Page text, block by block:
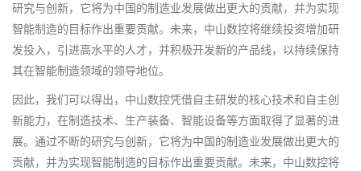
研究与创新，它将为中国的制造业发展做出更大的贡献，并为实现
智能制造的目标作出重要贡献。未来，中山数控将继续投资增加研
发投入，引进高水平的人才，并积极开发新的产品线，以持续保持
其在智能制造领域的领导地位。
因此，我们可以得出，中山数控凭借自主研发的核心技术和自主创
新能力，在制造技术、生产装备、智能设备等方面取得了显著的进
展。通过不断的研究与创新，它将为中国的制造业发展做出更大的
贡献，并为实现智能制造的目标作出重要贡献。未来，中山数控将